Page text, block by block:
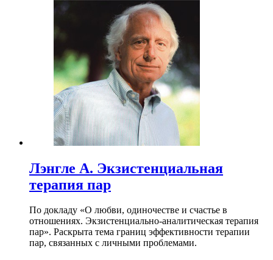
Лэнгле А. Экзистенциальная
терапия пар
По докладу «О любви, одиночестве и счастье в
отношениях. Экзистенциально-аналитическая терапия
пар». Раскрыта тема границ эффективности терапии
пар, связанных с личными проблемами.